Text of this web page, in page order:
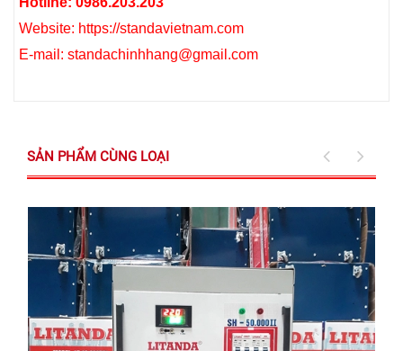
Website: https://standavietnam.com
E-mail: standachinhhang@gmail.com
SẢN PHẨM CÙNG LOẠI